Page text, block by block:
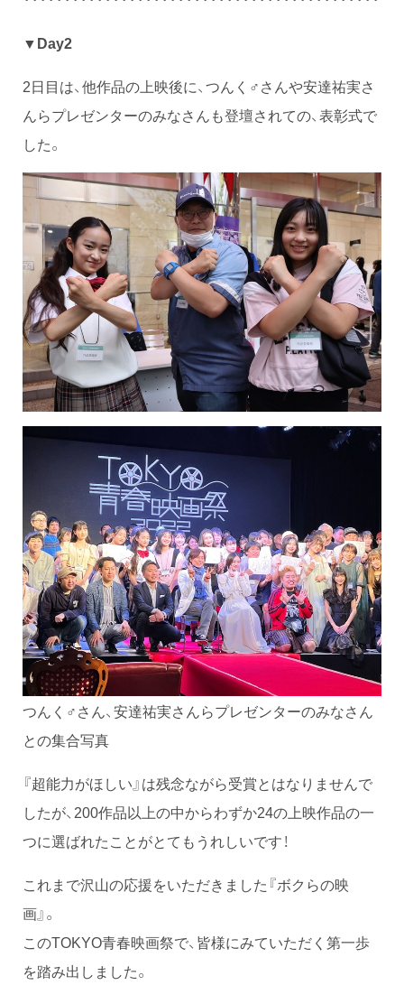
▼Day2
2日目は、他作品の上映後に、つんく♂さんや安達祐実さ
んらプレゼンターのみなさんも登壇されての、表彰式で
した。
つんく♂さん、安達祐実さんらプレゼンターのみなさん
との集合写真
『超能力がほしい』は残念ながら受賞とはなりませんで
したが、200作品以上の中からわずか24の上映作品の一
つに選ばれたことがとてもうれしいです！
これまで沢山の応援をいただきました『ボクらの映
画』。
このTOKYO青春映画祭で、皆様にみていただく第一歩
を踏み出しました。